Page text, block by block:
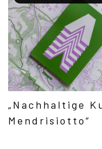
„Nachhaltige
Mendrisiotto“